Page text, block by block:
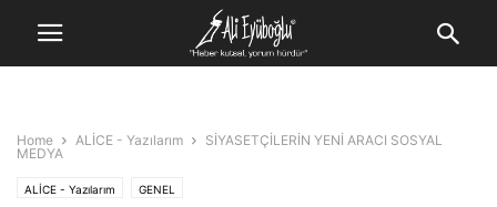
Home ALİCE - Yazılarım
SİYASETÇİLERİN YENİ ARACI SOSYAL
MEDYA
ALİCE - Yazılarım GENEL